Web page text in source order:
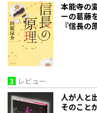
本能寺の
ーの葛藤
『信長の
3 レビュー
人が人と
そのこと